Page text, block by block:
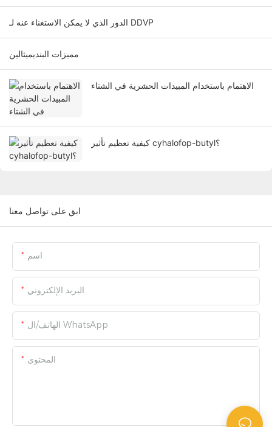
الدور الذي لا يمكن الاستغناء عنه لـ DDVP
مميزات البنديميثالين
الاهتمام باستخدام المبيدات الحشرية في الشتاء
كيفية تعظيم تأثير cyhalofop-butyl؟
ابق على تواصل معنا
اسم
البريد الإلكتروني
الهاتف/ال WhatsApp
المحتوى